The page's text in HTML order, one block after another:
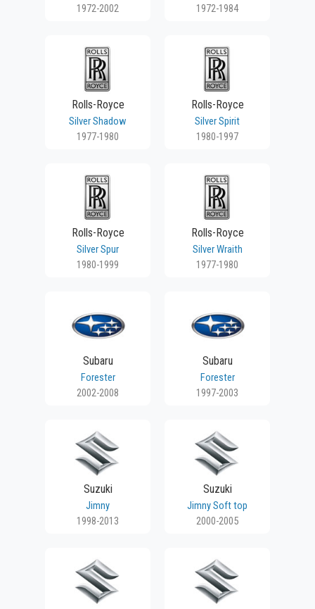
1972-2002 1972-1984
Rolls-Royce
Silver Shadow
1977-1980
Rolls-Royce
Silver Spirit
1980-1997
Rolls-Royce
Silver Spur
1980-1999
Rolls-Royce
Silver Wraith
1977-1980
Subaru
Forester
2002-2008
Subaru
Forester
1997-2003
Suzuki
Jimny
1998-2013
Suzuki
Jimny Soft top
2000-2005